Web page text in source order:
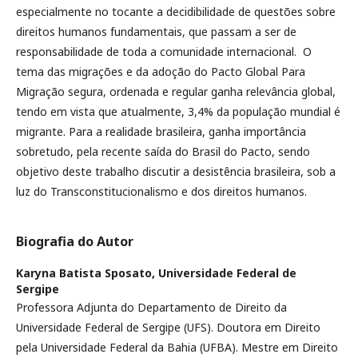
especialmente no tocante a decidibilidade de questões sobre
direitos humanos fundamentais, que passam a ser de
responsabilidade de toda a comunidade internacional. O
tema das migrações e da adoção do Pacto Global Para
Migração segura, ordenada e regular ganha relevância global,
tendo em vista que atualmente, 3,4% da população mundial é
migrante. Para a realidade brasileira, ganha importância
sobretudo, pela recente saída do Brasil do Pacto, sendo
objetivo deste trabalho discutir a desistência brasileira, sob a
luz do Transconstitucionalismo e dos direitos humanos.
Biografia do Autor
Karyna Batista Sposato, Universidade Federal de
Sergipe
Professora Adjunta do Departamento de Direito da
Universidade Federal de Sergipe (UFS). Doutora em Direito
pela Universidade Federal da Bahia (UFBA). Mestre em Direito